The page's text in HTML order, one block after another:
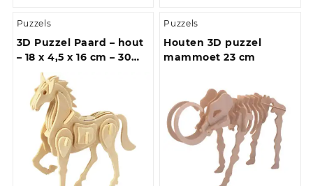
Puzzels
3D Puzzel Paard – hout
– 18 x 4,5 x 16 cm – 30
delen – dier
Puzzels
Houten 3D puzzel
mammoet 23 cm